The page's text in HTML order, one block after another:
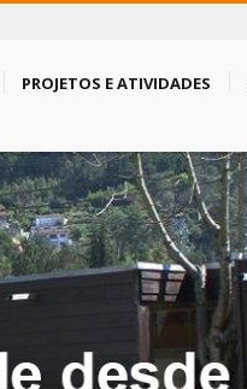
PROJETOS E ATIVIDADES